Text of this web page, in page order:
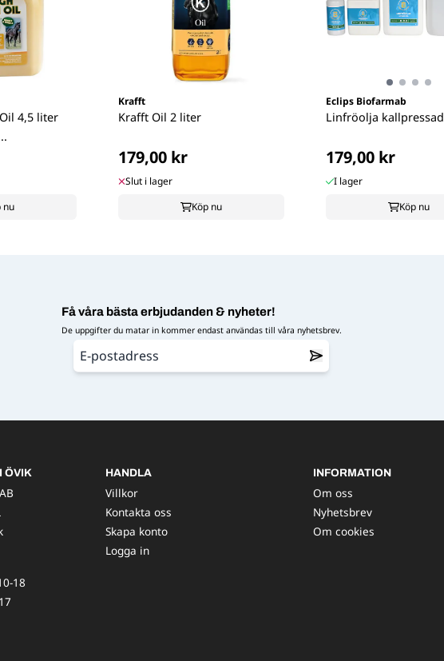
4,5 liter
nu
Krafft
Krafft Oil 2 liter
179,00 kr
Slut i lager
Köp nu
Eclips Biofarmab
Linfröolja kallpressad
179,00 kr
I lager
Köp nu
Få våra bästa erbjudanden & nyheter!
De uppgifter du matar in kommer endast användas till våra nyhetsbrev.
ÖVIK
18
HANDLA
Villkor
Kontakta oss
Skapa konto
Logga in
INFORMATION
Om oss
Nyhetsbrev
Om cookies